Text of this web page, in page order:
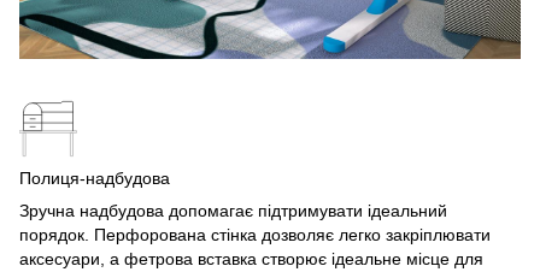
Полиця-надбудова
Зручна надбудова допомагає підтримувати ідеальний
порядок. Перфорована стінка дозволяє легко закріплювати
аксесуари, а фетрова вставка створює ідеальне місце для